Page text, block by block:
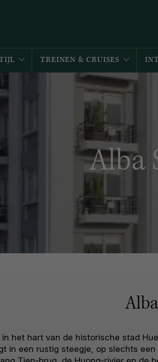
TREINEN & CRUISES
Alba
het hart van de historische stad
in een rustig steegje, op slechts